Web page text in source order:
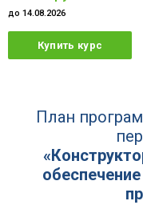
до 14.08.2026
Купить курс
План